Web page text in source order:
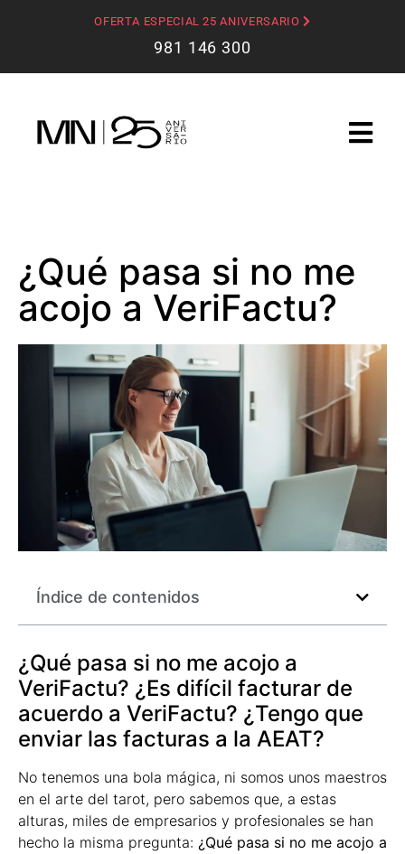
OFERTA ESPECIAL 25 ANIVERSARIO
981 146 300
¿Qué pasa si no me
acojo a VeriFactu?
Índice de contenidos
¿Qué pasa si no me acojo a
VeriFactu? ¿Es difícil facturar de
acuerdo a VeriFactu? ¿Tengo que
enviar las facturas a la AEAT?
No tenemos una bola mágica, ni somos unos maestros
en el arte del tarot, pero sabemos que, a estas
alturas, miles de empresarios y profesionales se han
hecho la misma pregunta: ¿Qué pasa si no me acojo a